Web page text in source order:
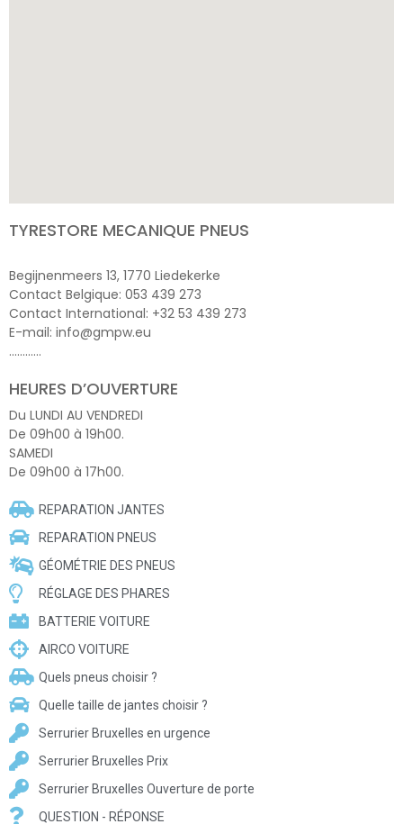
TYRESTORE MECANIQUE PNEUS
Begijnenmeers 13, 1770 Liedekerke
Contact Belgique: 053 439 273
Contact International: +32 53 439 273
E-mail: info@gmpw.eu
…………
HEURES D’OUVERTURE
Du LUNDI AU VENDREDI
De 09h00 à 19h00.
SAMEDI
De 09h00 à 17h00.
REPARATION JANTES
REPARATION PNEUS
GÉOMÉTRIE DES PNEUS
RÉGLAGE DES PHARES
BATTERIE VOITURE
AIRCO VOITURE
Quels pneus choisir ?
Quelle taille de jantes choisir ?
Serrurier Bruxelles en urgence
Serrurier Bruxelles Prix
Serrurier Bruxelles Ouverture de porte
QUESTION - RÉPONSE